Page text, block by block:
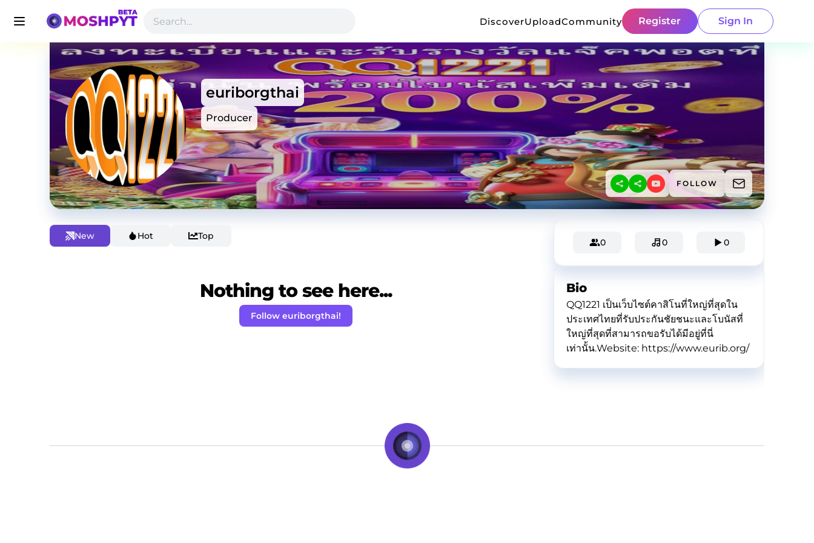
DiscoverUploadCommunity Register Sign In
euriborgthai
Producer
FOLLOW
New Hot Top
Nothing to see here...
Follow euriborgthai!
0 0 0
Bio
QQ1221 เป็นเว็บไซต์คาสิโนที่ใหญ่ที่สุดใน
ประเทศไทยที่รับประกันชัยชนะและโบนัสที่
ใหญ่ที่สุดที่สามารถขอรับได้มีอยู่ที่นี่
เท่านั้น.Website: https://www.eurib.org/